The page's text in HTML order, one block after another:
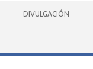
DIVULGACIÓN